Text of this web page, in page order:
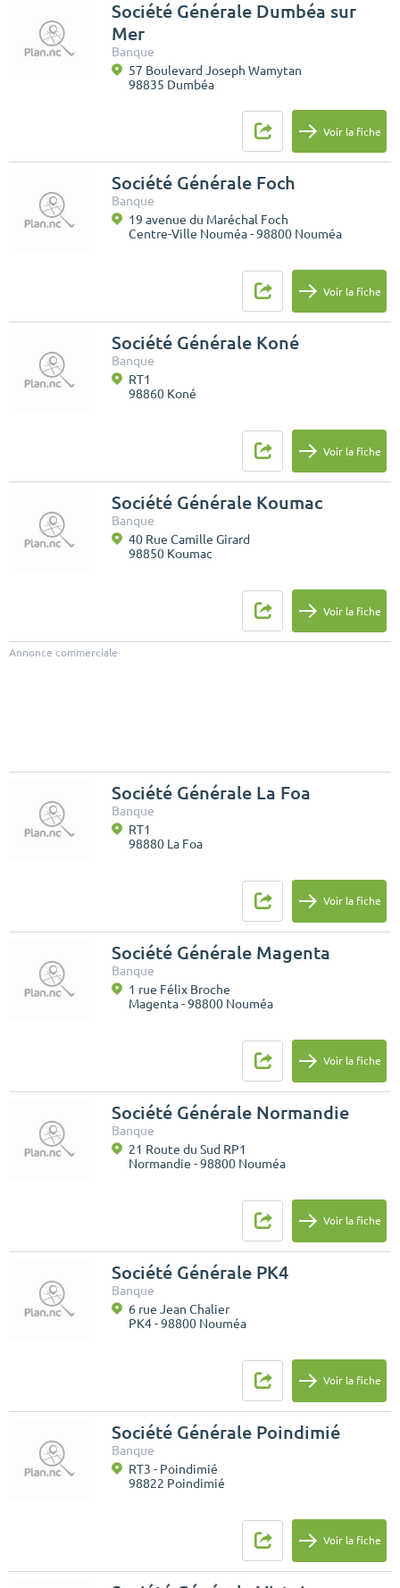
Société Générale Dumbéa sur
Mer
Banque
57 Boulevard Joseph Wamytan
98835 Dumbéa
Voir la fiche
Société Générale Foch
Banque
19 avenue du Maréchal Foch
Centre-Ville Nouméa - 98800 Nouméa
Voir la fiche
Société Générale Koné
Banque
RT1
98860 Koné
Voir la fiche
Société Générale Koumac
Banque
40 Rue Camille Girard
98850 Koumac
Voir la fiche
Annonce commerciale
Société Générale La Foa
Banque
RT1
98880 La Foa
Voir la fiche
Société Générale Magenta
Banque
1 rue Félix Broche
Magenta - 98800 Nouméa
Voir la fiche
Société Générale Normandie
Banque
21 Route du Sud RP1
Normandie - 98800 Nouméa
Voir la fiche
Société Générale PK4
Banque
6 rue Jean Chalier
PK4 - 98800 Nouméa
Voir la fiche
Société Générale Poindimié
Banque
RT3 - Poindimié
98822 Poindimié
Voir la fiche